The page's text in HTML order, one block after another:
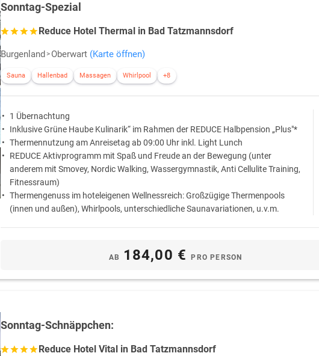
Sonntag-Spezial
Reduce Hotel Thermal in Bad Tatzmannsdorf
Burgenland Oberwart (Karte öffnen)
Sauna Hallenbad Massagen Whirlpool +8
1 Übernachtung
Inklusive Grüne Haube Kulinarik“ im Rahmen der REDUCE Halbpension „Plus"*
Thermennutzung am Anreisetag ab 09:00 Uhr inkl. Light Lunch
REDUCE Aktivprogramm mit Spaß und Freude an der Bewegung (unter
anderem mit Smovey, Nordic Walking, Wassergymnastik, Anti Cellulite Training,
Fitnessraum)
Thermengenuss im hoteleigenen Wellnessreich: Großzügige Thermenpools
(innen und außen), Whirlpools, unterschiedliche Saunavariationen, u.v.m.
AB 184,00 €PRO PERSON
Sonntag-Schnäppchen:
Reduce Hotel Vital in Bad Tatzmannsdorf